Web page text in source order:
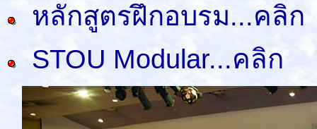
หลักสูตรฝึกอบรม...คลิก
STOU Modular...คลิก